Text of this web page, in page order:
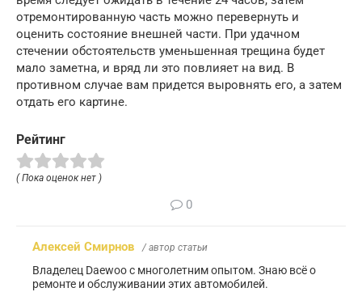
отремонтированную часть можно перевернуть и
оценить состояние внешней части. При удачном
стечении обстоятельств уменьшенная трещина будет
мало заметна, и вряд ли это повлияет на вид. В
противном случае вам придется выровнять его, а затем
отдать его картине.
Рейтинг
( Пока оценок нет )
0
Алексей Смирнов / автор статьи
Владелец Daewoo с многолетним опытом. Знаю всё о
ремонте и обслуживании этих автомобилей.